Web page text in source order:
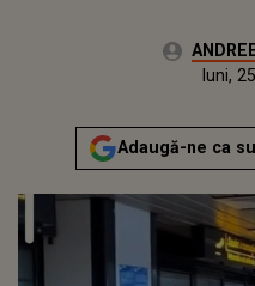
Autor:
luni,
Adaugă-ne ca